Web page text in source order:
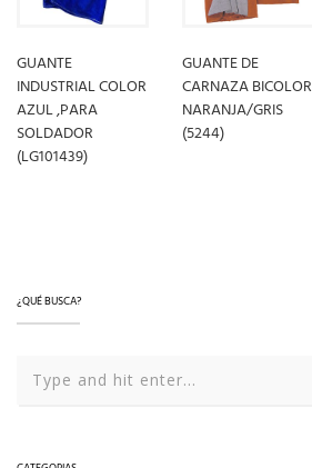
GUANTE
INDUSTRIAL COLOR
AZUL ,PARA
SOLDADOR
(LG101439)
GUANTE DE
CARNAZA BICOLOR
NARANJA/GRIS
(5244)
¿QUÉ BUSCA?